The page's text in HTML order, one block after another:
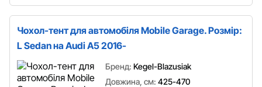
Чохол-тент для автомобіля Mobile Garage. Розмір:
L Sedan на Audi A5 2016-
Бренд: Kegel-Blazusiak
Довжина, см: 425-470